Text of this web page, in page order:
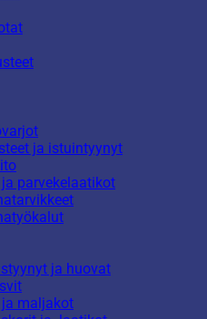
ja istuintyynyt
parvekelaatikot
ja huovat
ja maljakot